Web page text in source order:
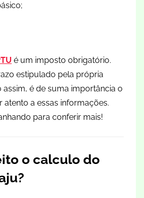
é um imposto obrigatório.
estipulado pela própria
assim, é de suma importância o
atento a essas informações.
para conferir mais!
o calculo do